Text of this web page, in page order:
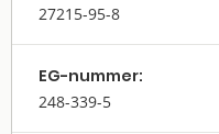
27215-95-8
EG-nummer:
248-339-5